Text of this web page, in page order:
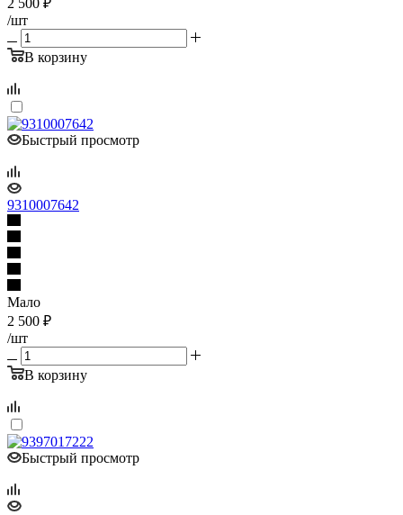
/шт
В корзину
Быстрый просмотр
9310007642
Мало
2 500 ₽
/шт
В корзину
Быстрый просмотр